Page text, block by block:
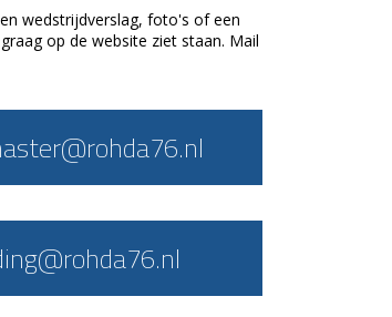
wedstrijdverslag, foto's of een
op de website ziet staan. Mail